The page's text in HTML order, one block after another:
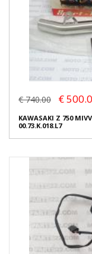
€ 740.00 €
KAWASAKI Z 750
00.73.K.018.L7